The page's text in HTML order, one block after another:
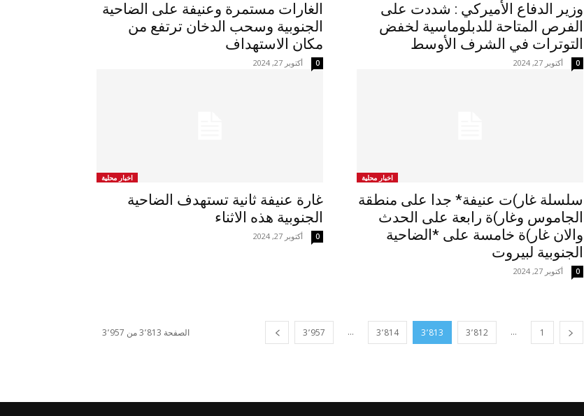
وزير الدفاع الأميركي : شددت على
الفرص المتاحة للدبلوماسية لخفض
التوترات في الشرف الأوسط
أكتوبر 27, 2024 0
الغارات مستمرة وعنيفة على الضاحية
الجنوبية وسحب الدخان ترتفع من
مكان الاستهداف
أكتوبر 27, 2024 0
اخبار محلية
سلسلة غار)ت عنيفة* جدا على منطقة
الجاموس وغار)ة رابعة على الحدث
والان غار)ة خامسة على *الضاحية
الجنوبية لبيروت
أكتوبر 27, 2024 0
اخبار محلية
غارة عنيفة ثانية تستهدف الضاحية
الجنوبية هذه الاثناء
أكتوبر 27, 2024 0
1
... 3٬812 3٬813 3٬814 ... 3٬957 الصفحة 3٬813 من 3٬957